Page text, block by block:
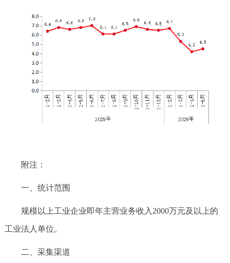
附注：
一、统计范围
规模以上工业企业即年主营业务收入2000万元及以上的
工业法人单位。
二、采集渠道